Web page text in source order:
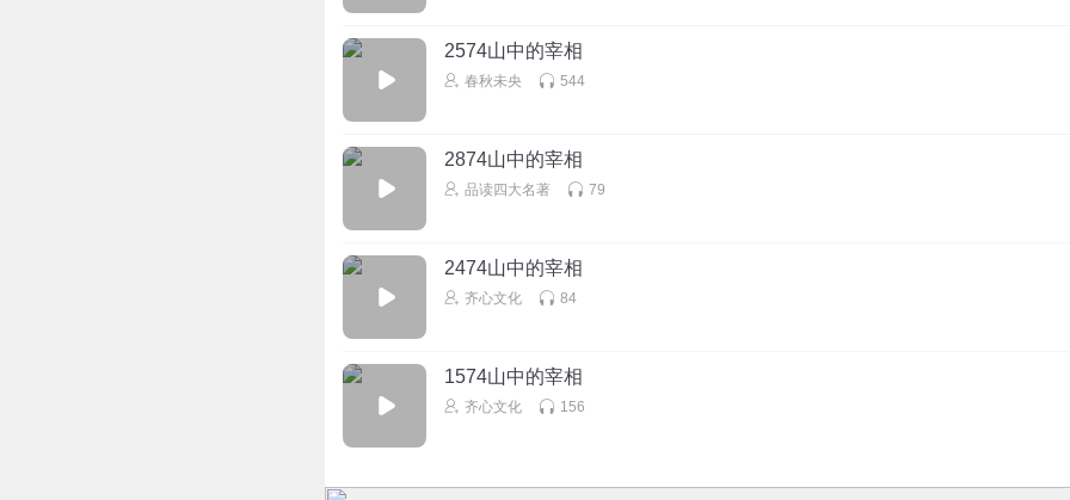
2574山中的宰相
春秋未央 544
2874山中的宰相
品读四大名著 79
2474山中的宰相
齐心文化 84
1574山中的宰相
齐心文化 156